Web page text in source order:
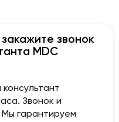
звонок
MDC
Звонок и
гарантируем